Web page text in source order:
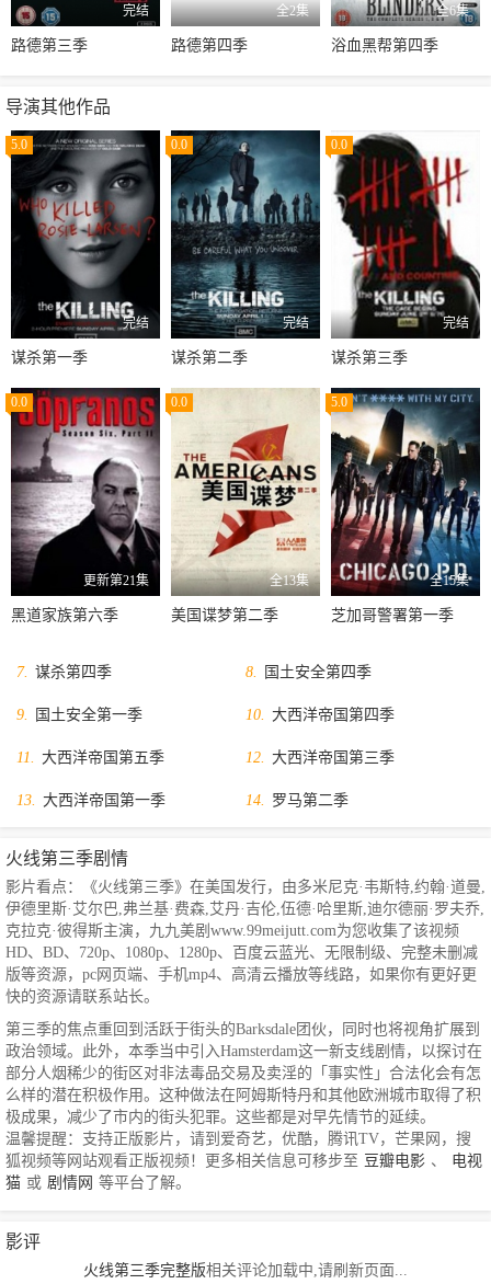
完结
路德第三季
全2集
路德第四季
全6集
浴血黑帮第四季
导演其他作品
5.0
完结
谋杀第一季
0.0
完结
谋杀第二季
0.0
完结
谋杀第三季
0.0
更新第21集
黑道家族第六季
0.0
全13集
美国谍梦第二季
5.0
全15集
芝加哥警署第一季
7. 谋杀第四季 8. 国土安全第四季
9. 国土安全第一季 10. 大西洋帝国第四季
11. 大西洋帝国第五季 12. 大西洋帝国第三季
13. 大西洋帝国第一季 14. 罗马第二季
火线第三季剧情
影片看点：《火线第三季》在美国发行，由多米尼克·韦斯特,约翰·道曼,
伊德里斯·艾尔巴,弗兰基·费森,艾丹·吉伦,伍德·哈里斯,迪尔德丽·罗夫乔,
克拉克·彼得斯主演，九九美剧www.99meijutt.com为您收集了该视频
HD、BD、720p、1080p、1280p、百度云蓝光、无限制级、完整未删减
版等资源，pc网页端、手机mp4、高清云播放等线路，如果你有更好更
快的资源请联系站长。
第三季的焦点重回到活跃于街头的Barksdale团伙，同时也将视角扩展到
政治领域。此外，本季当中引入Hamsterdam这一新支线剧情，以探讨在
部分人烟稀少的街区对非法毒品交易及卖淫的「事实性」合法化会有怎
么样的潜在积极作用。这种做法在阿姆斯特丹和其他欧洲城市取得了积
极成果，减少了市内的街头犯罪。这些都是对早先情节的延续。
温馨提醒：支持正版影片，请到爱奇艺，优酷，腾讯TV，芒果网，搜
狐视频等网站观看正版视频！更多相关信息可移步至 豆瓣电影 、
电视
猫 或 剧情网 等平台了解。
影评
火线第三季完整版相关评论加载中,请刷新页面...